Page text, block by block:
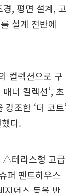
, 평면 설계, 고
설계 전반에
컬렉션으로 구
너 컬렉션’, 초
조한 ‘더 코트’
다.
테라스형 고급
퍼 펜트하우스